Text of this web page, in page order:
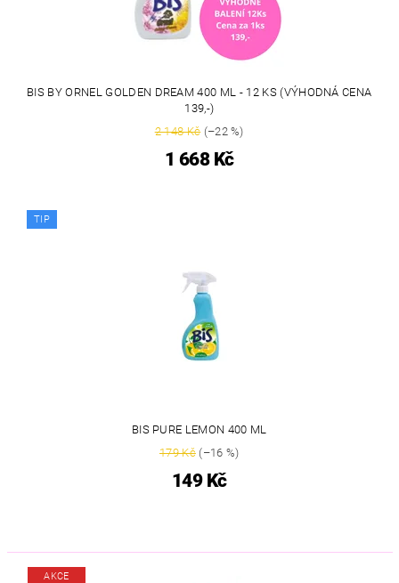
BIS BY ORNEL GOLDEN DREAM 400 ML - 12 KS (VÝHODNÁ CENA
139,-)
2 148 Kč(–22 %)
1 668 Kč
TIP
BIS PURE LEMON 400 ML
179 Kč(–16 %)
149 Kč
AKCE